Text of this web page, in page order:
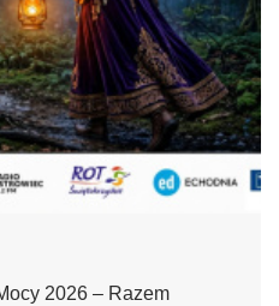
2026 – Razem